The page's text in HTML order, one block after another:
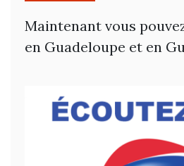
Maintenant vous
en Guadeloupe et en